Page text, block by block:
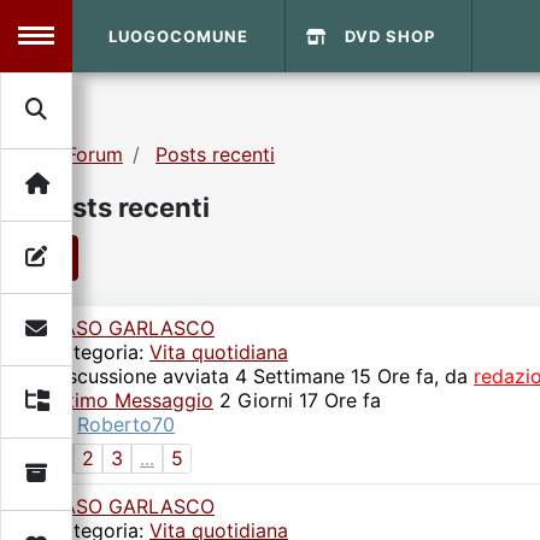
MENU
Search
Contatti
Vecchio Sito
Archivio
LUOGOCOMUNE DVD SHOP
Forum Posts recenti
Posts recenti
CASO GARLASCO
Categoria: Vita quotidiana
Discussione avviata 4 Settimane 15 Ore fa, da
Ultimo Messaggio 2 Giorni 17 Ore fa
Roberto70
2 3 ...
5
CASO GARLASCO
Categoria: Vita quotidiana